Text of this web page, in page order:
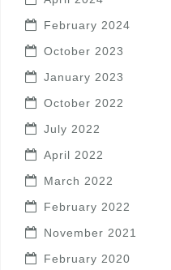
February 2024
October 2023
January 2023
October 2022
July 2022
April 2022
March 2022
February 2022
November 2021
February 2020